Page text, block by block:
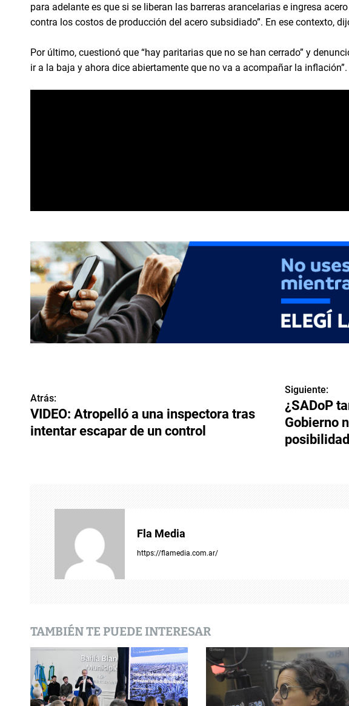
para adelante es que si se liberan las barreras arancelarias e ingresa
contra los costos de producción del acero subsidiado”. En ese contexto,
Por último, cuestionó que “hay paritarias que no se han cerrado” y
ir a la baja y ahora dice abiertamente que no va a acompañar la inflación”.
N
a
v
d
e
e
n
Atrás:
VIDEO: Atropelló a una inspectora tras
intentar escapar de un control
Siguiente:
¿SADoP
Gobierno
Fla Media
https://flamedia.com.ar/
TAMBIÉN TE PUEDE INTERESAR